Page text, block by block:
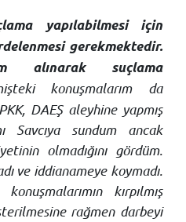
yapılabilmesi için
gerekmektedir.
alınarak suçlama
konuşmalarım da
DAEŞ aleyhine yapmış
Savcıya sundum ancak
olmadığını gördüm.
ve iddianameye koymadı.
kırpılmış
rağmen darbeyi